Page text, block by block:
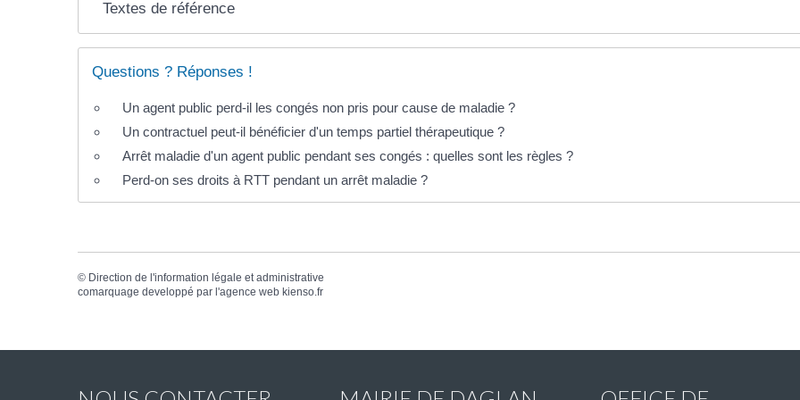
Textes de référence
Questions ? Réponses !
Un agent public perd-il les congés non pris pour cause de maladie ?
Un contractuel peut-il bénéficier d'un temps partiel thérapeutique ?
Arrêt maladie d'un agent public pendant ses congés : quelles sont les règles ?
Perd-on ses droits à RTT pendant un arrêt maladie ?
© Direction de l'information légale et administrative
comarquage developpé par l'agence web kienso.fr